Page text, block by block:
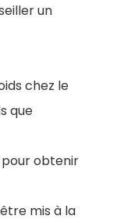
un
chez le
que
pour obtenir
mis à la